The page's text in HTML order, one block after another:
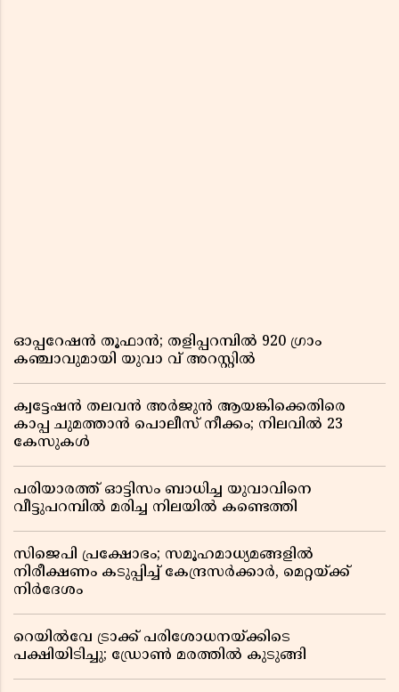
ഓപ്പറേഷൻ തൂഫാൻ; തളിപ്പറമ്പിൽ 920 ഗ്രാം
കഞ്ചാവുമായി യുവാ വ് അറസ്റ്റിൽ
ക്വട്ടേഷൻ തലവൻ അർജുൻ ആയങ്കിക്കെതിരെ
കാപ്പ ചുമത്താൻ പൊലീസ് നീക്കം; നിലവിൽ 23
കേസുകൾ
പരിയാരത്ത് ഓട്ടിസം ബാധിച്ച യുവാവിനെ
വീട്ടുപറമ്പിൽ മരിച്ച നിലയിൽ കണ്ടെത്തി
സിജെപി പ്രക്ഷോഭം; സമൂഹമാധ്യമങ്ങളിൽ
നിരീക്ഷണം കടുപ്പിച്ച് കേന്ദ്രസർക്കാർ, മെറ്റയ്ക്ക്
നിർദേശം
റെയിൽവേ ട്രാക്ക് പരിശോധനയ്ക്കിടെ
പക്ഷിയിടിച്ചു; ഡ്രോൺ മരത്തിൽ കുടുങ്ങി